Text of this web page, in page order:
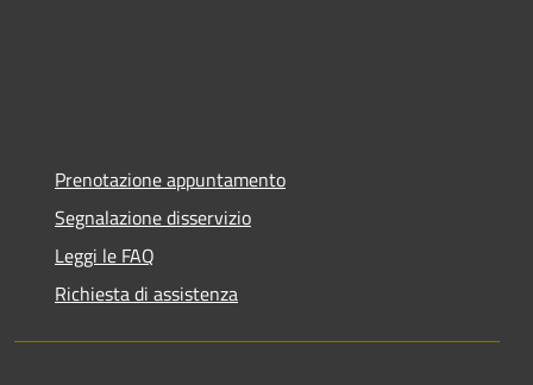
Prenotazione appuntamento
Segnalazione disservizio
Leggi le FAQ
Richiesta di assistenza